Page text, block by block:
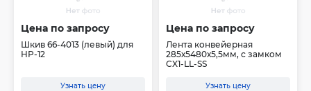
Цена по запросу
Шкив 66-4013 (левый) для
HP-12
Узнать цену
Цена по запросу
Лента конвейерная
285х5480х5,5мм, с замком
CX1-LL-SS
Узнать цену